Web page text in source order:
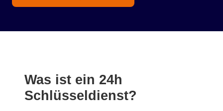
Was ist ein 24h
Schlüsseldienst?